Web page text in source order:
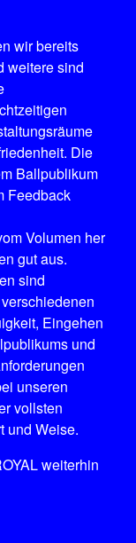
wir bereits
weitere sind
Die
Ballpublikum
Feedback
Volumen her
gut aus.
sind
Eingehen
und
unseren
vollsten
und Weise.
weiterhin